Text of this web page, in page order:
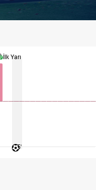
İlk Yarı
45'